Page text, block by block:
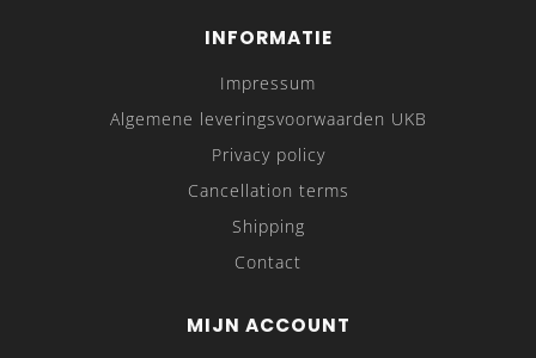
INFORMATIE
Impressum
Algemene leveringsvoorwaarden UKB
Privacy policy
Cancellation terms
Shipping
Contact
MIJN ACCOUNT